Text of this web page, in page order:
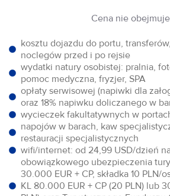
Cena nie
kosztu dojazdu do portu,
noclegów przed i po rejsie
wydatki natury osobistej: pralnia,
pomoc medyczna, fryzjer, SPA
opłaty serwisowej (napiwki dla
oraz 18% napiwku doliczanego w
wycieczek fakultatywnych w
napojów w barach, kaw
restauracji specjalistycznych
wifi/internet: od 24,99 USD/dzień
obowiązkowego ubezpieczenia
30.000 EUR + CP, składka 10 PLN/
KL 80.000 EUR + CP (20 PLN) lub